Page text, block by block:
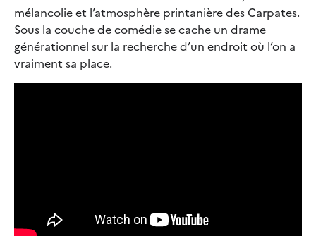
mélancolie et l’atmosphère printanière des Carpates.
Sous la couche de comédie se cache un drame
générationnel sur la recherche d’un endroit où l’on a
vraiment sa place.